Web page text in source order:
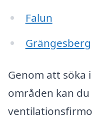
Falun
Grängesberg
Genom att söka
områden kan